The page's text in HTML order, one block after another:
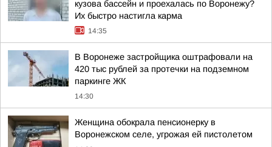
кузова бассейн и проехалась по Воронежу?
Их быстро настигла карма
14:35
В Воронеже застройщика оштрафовали на
420 тыс рублей за протечки на подземном
паркинге ЖК
14:30
Женщина обокрала пенсионерку в
Воронежском селе, угрожая ей пистолетом